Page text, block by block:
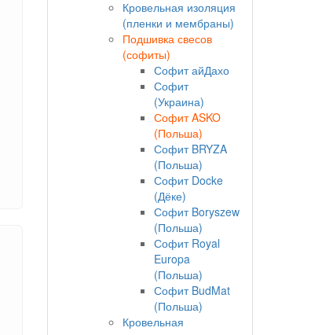
Кровельная изоляция
(пленки и мембраны)
Подшивка свесов
(софиты)
Софит айДахо
Софит
(Украина)
Софит ASKO
(Польша)
Софит BRYZA
(Польша)
Софит Docke
(Дёке)
Софит Boryszew
(Польша)
Софит Royal
Europa
(Польша)
Софит BudMat
(Польша)
Кровельная